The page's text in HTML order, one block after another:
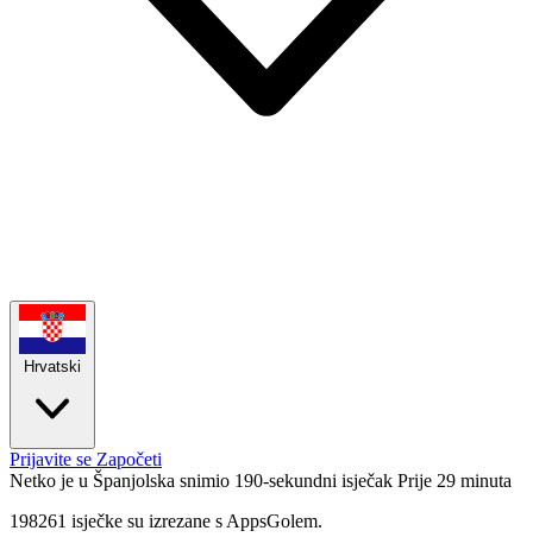
Hrvatski
Prijavite se Započeti
Netko je u Španjolska snimio 190-sekundni isječak Prije 29 minuta
198261 isječke su izrezane s AppsGolem.